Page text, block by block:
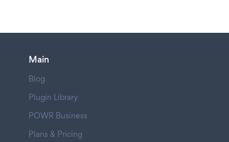
Main
Blog
Plugin Library
POWR Business
Plans & Pricing